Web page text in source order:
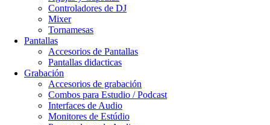
Controladores de DJ
Mixer
Tornamesas
Pantallas
Accesorios de Pantallas
Pantallas didacticas
Grabación
Accesorios de grabación
Combos para Estudio / Podcast
Interfaces de Audio
Monitores de Estúdio